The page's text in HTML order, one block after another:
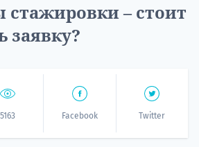
– стоит
заявку?
5163 Facebook Twitter